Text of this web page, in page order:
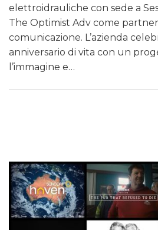
elettroidrauliche con sede a
The Optimist Adv come
comunicazione. L’azienda
anniversario di vita con un
l’immagine e…